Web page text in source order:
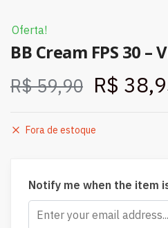
Oferta!
BB Cream FPS 30 –
R$59,90 R$
Fora de estoque
Notify me when the item